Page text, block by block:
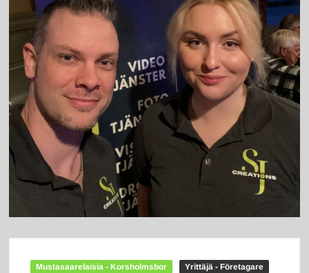
Mustasaarelaisia - Korsholmsbor Yrittäjä - Företagare